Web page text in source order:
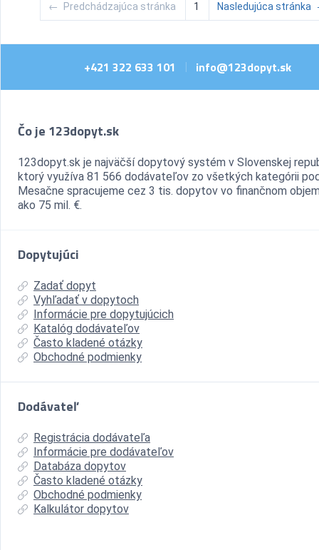
← Predchádzajúca stránka 1 Nasledujúca stránka
+421 322 633 101 | info@123dopyt.sk
Čo je 123dopyt.sk
123dopyt.sk je najväčší dopytový systém v Slovenskej
ktorý využíva 81 566 dodávateľov zo všetkých kategórii
Mesačne spracujeme cez 3 tis. dopytov vo finančnom
ako 75 mil. €.
Dopytujúci
Zadať dopyt
Vyhľadať v dopytoch
Informácie pre dopytujúcich
Katalóg dodávateľov
Často kladené otázky
Obchodné podmienky
Dodávateľ
Registrácia dodávateľa
Informácie pre dodávateľov
Databáza dopytov
Často kladené otázky
Obchodné podmienky
Kalkulátor dopytov